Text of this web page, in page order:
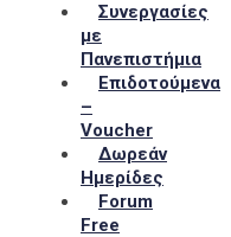
Συνεργασίες
με
Πανεπιστήμια
Επιδοτούμενα
–
Voucher
Δωρεάν
Ημερίδες
Forum
Free